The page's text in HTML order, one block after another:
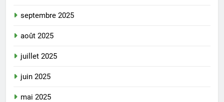
septembre 2025
août 2025
juillet 2025
juin 2025
mai 2025